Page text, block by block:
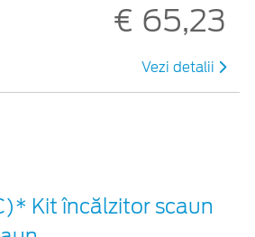
€ 65,23
Vezi detalii
Kit încălzitor scaun